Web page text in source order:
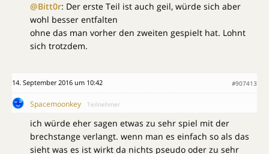
@Bitt0r: Der erste Teil ist auch geil, würde sich aber
wohl besser entfalten
ohne das man vorher den zweiten gespielt hat. Lohnt
sich trotzdem.
14. September 2016 um 10:42 #907413
Spacemoonkey Teilnehmer
ich würde eher sagen etwas zu sehr spiel mit der
brechstange verlangt. wenn man es einfach so als das
sieht was es ist wirkt da nichts pseudo oder zu sehr